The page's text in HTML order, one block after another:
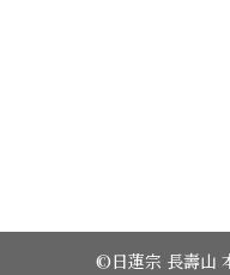
©日蓮宗 長壽山